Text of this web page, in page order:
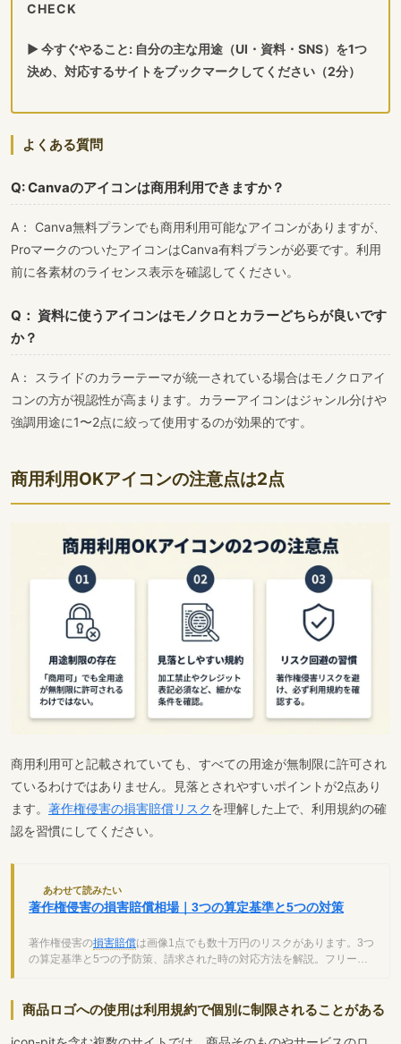
CHECK
▶ 今すぐやること: 自分の主な用途（UI・資料・SNS）を1つ
決め、対応するサイトをブックマークしてください（2分）
よくある質問
Q: Canvaのアイコンは商用利用できますか？
A： Canva無料プランでも商用利用可能なアイコンがありますが、
ProマークのついたアイコンはCanva有料プランが必要です。利用
前に各素材のライセンス表示を確認してください。
Q： 資料に使うアイコンはモノクロとカラーどちらが良いです
か？
A： スライドのカラーテーマが統一されている場合はモノクロアイ
コンの方が視認性が高まります。カラーアイコンはジャンル分けや
強調用途に1〜2点に絞って使用するのが効果的です。
商用利用OKアイコンの注意点は2点
商用利用可と記載されていても、すべての用途が無制限に許可され
ているわけではありません。見落とされやすいポイントが2点あり
ます。 著作権侵害の損害賠償リスクを理解した上で、利用規約の確
認を習慣にしてください。
あわせて読みたい
著作権侵害の損害賠償相場｜3つの算定基準と5つの対策
著作権侵害の損害賠償は画像1点でも数十万円のリスクがあります。3つ
の算定基準と5つの予防策、請求された時の対応方法を解説。フリーラ
商品ロゴへの使用は利用規約で個別に制限されることがある